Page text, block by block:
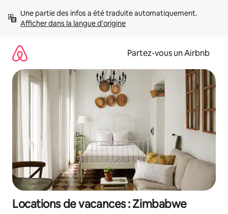
directement
Afficher dans la langue d'origine
Partez-vous un Airbnb
Locations de vacances : Zimbabwe